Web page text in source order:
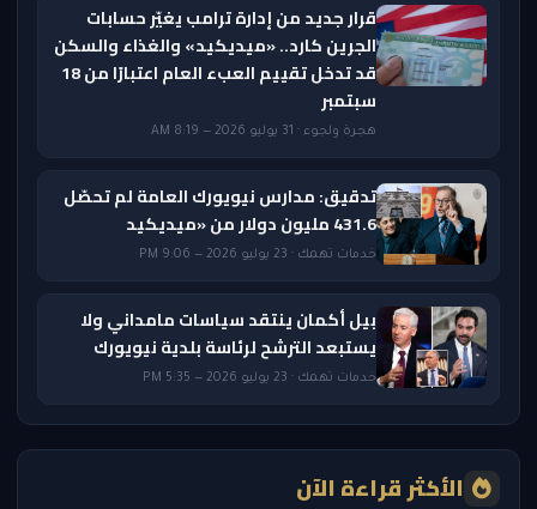
قرار جديد من إدارة ترامب يغيّر حسابات
الجرين كارد.. «ميديكيد» والغذاء والسكن
قد تدخل تقييم العبء العام اعتبارًا من 18
سبتمبر
هجرة ولجوء · 31 يوليو 2026 — 8:19 AM
تدقيق: مدارس نيويورك العامة لم تحصّل
431.6 مليون دولار من «ميديكيد
خدمات تهمك · 23 يوليو 2026 — 9:06 PM
بيل أكمان ينتقد سياسات مامداني ولا
يستبعد الترشح لرئاسة بلدية نيويورك
خدمات تهمك · 23 يوليو 2026 — 5:35 PM
الأكثر قراءة الآن